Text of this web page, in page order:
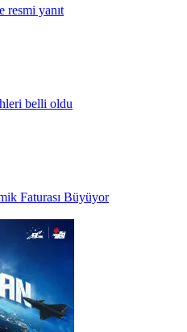
resmi yanıt
belli oldu
Faturası Büyüyor